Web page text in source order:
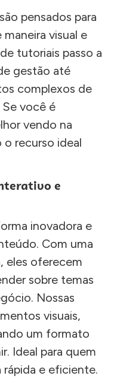
pensados para
visual e
tutoriais passo a
gestão até
complexos de
Se você é
vendo na
o recurso ideal
e
inovadora e
Com uma
eles oferecem
sobre temas
Nossas
visuais,
um formato
Ideal para quem
e eficiente.